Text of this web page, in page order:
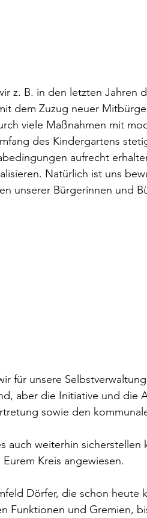
z. B. in den letzten Jahren
dem Zuzug neuer
viele Maßnahmen mit
des Kindergartens
aufrecht
Natürlich ist uns
unserer Bürgerinnen und
für unsere
aber die Initiative und
sowie den
auch weiterhin
Kreis angewiesen.
Dörfer, die schon
Funktionen und Gremien,